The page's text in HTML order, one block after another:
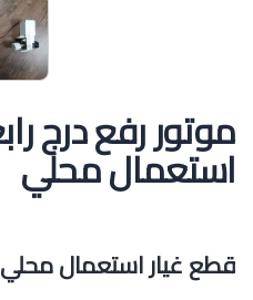
استعمال محلي
قطع غيار استعمال محلي